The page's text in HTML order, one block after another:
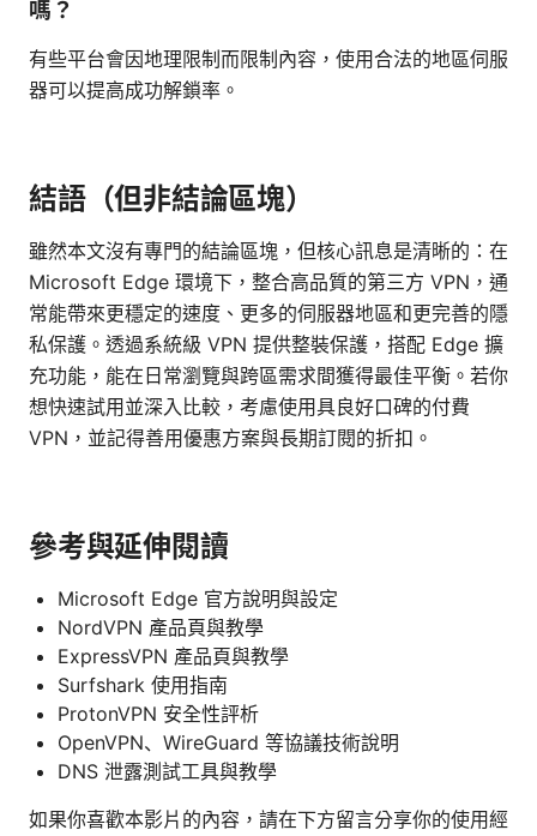
嗎？
有些平台會因地理限制而限制內容，使用合法的地區伺服
器可以提高成功解鎖率。
結語（但非結論區塊）
雖然本文沒有專門的結論區塊，但核心訊息是清晰的：在
Microsoft Edge 環境下，整合高品質的第三方 VPN，通
常能帶來更穩定的速度、更多的伺服器地區和更完善的隱
私保護。透過系統級 VPN 提供整裝保護，搭配 Edge 擴
充功能，能在日常瀏覽與跨區需求間獲得最佳平衡。若你
想快速試用並深入比較，考慮使用具良好口碑的付費
VPN，並記得善用優惠方案與長期訂閱的折扣。
參考與延伸閱讀
Microsoft Edge 官方說明與設定
NordVPN 產品頁與教學
ExpressVPN 產品頁與教學
Surfshark 使用指南
ProtonVPN 安全性評析
OpenVPN、WireGuard 等協議技術說明
DNS 泄露測試工具與教學
如果你喜歡本影片的內容，請在下方留言分享你的使用經